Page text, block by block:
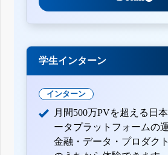
学生インターン
インターン
月間500万PVを超える日
ータプラットフォームの
金融・データ・プロダク